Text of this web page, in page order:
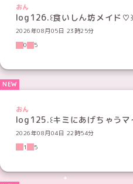
おん
log126.꒰食いしん坊メイド♡꒱
2026年08月05日 23時25分
0
5
おん
log125.꒰キミにあげちゃうマ
2026年08月04日 22時54分
1
5